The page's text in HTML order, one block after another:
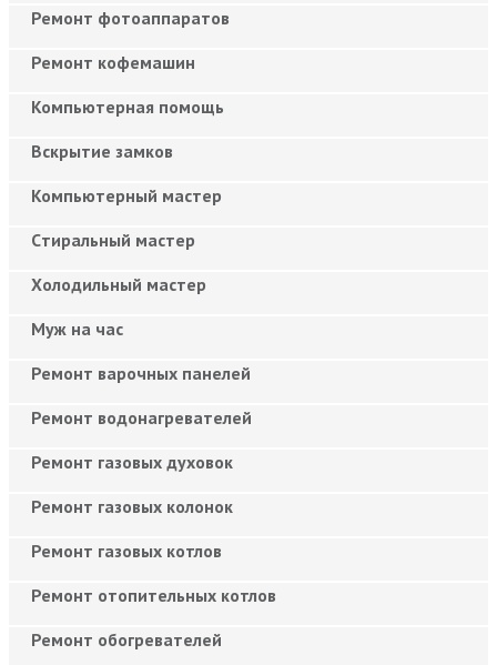
Ремонт фотоаппаратов
Ремонт кофемашин
Компьютерная помощь
Вскрытие замков
Компьютерный мастер
Cтиральный мастер
Холодильный мастер
Муж на час
Ремонт варочных панелей
Ремонт водонагревателей
Ремонт газовых духовок
Ремонт газовых колонок
Ремонт газовых котлов
Ремонт отопительных котлов
Ремонт обогревателей